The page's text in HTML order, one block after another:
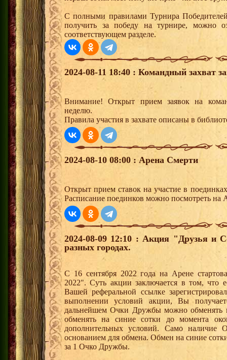
С полными правилами Турнира
получить за победу на турнире, можно
соответствующем разделе.
2024-08-11 18:40 : Командный захват
Внимание! Открыт прием заявок на
неделю.
Правила участия в захвате описаны в
2024-08-10 08:00 : Арена Смерти
Открыт прием ставок на участие в
Расписание поединков можно посмотреть на
2024-08-09 12:10 : Акция "Друзья и
разных городах.
С 16 сентября 2022 года на Арене
2022". Суть акции заключается в том, что
Вашей реферальной ссылке
выполнении условий акции, Вы
дальнейшем Очки Дружбы можно
обменять на синие сотки до момента
дополнительных условий. Само наличие
основанием для обмена. Обмен на синие
за 1 Очко Дружбы.